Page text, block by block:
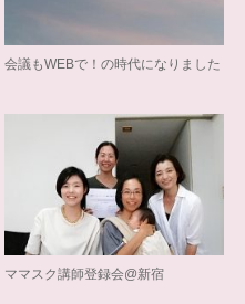
会議もWEBで！の時代になりました
ママスク講師登録会@新宿